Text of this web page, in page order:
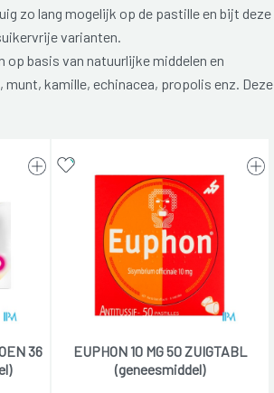
zo lang mogelijk op de pastille en bijt deze
varianten.
basis van natuurlijke middelen en
kamille, echinacea, propolis enz. Deze
36
EUPHON 10 MG 50 ZUIGTABL
(geneesmiddel)